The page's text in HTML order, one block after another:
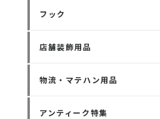
フック
店舗装飾用品
物流・マテハン用品
アンティーク特集